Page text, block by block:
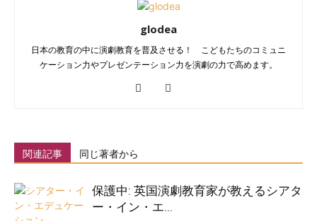
glodea
日本の教育の中に演劇教育を普及させる！ こどもたちのコミュニ
ケーション力やプレゼンテーション力を演劇の力で高めます。
関連記事 同じ著者から
保護中: 英国演劇教育家が教えるシアタ
ー・イン・エ...